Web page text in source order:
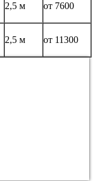
2,5 м от 7600
2,5 м от 11300